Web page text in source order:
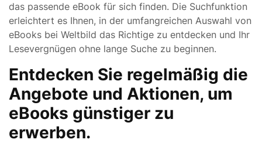
das passende eBook für sich finden. Die Suchfunktion
erleichtert es Ihnen, in der umfangreichen Auswahl von
eBooks bei Weltbild das Richtige zu entdecken und Ihr
Lesevergnügen ohne lange Suche zu beginnen.
Entdecken Sie regelmäßig die
Angebote und Aktionen, um
eBooks günstiger zu
erwerben.